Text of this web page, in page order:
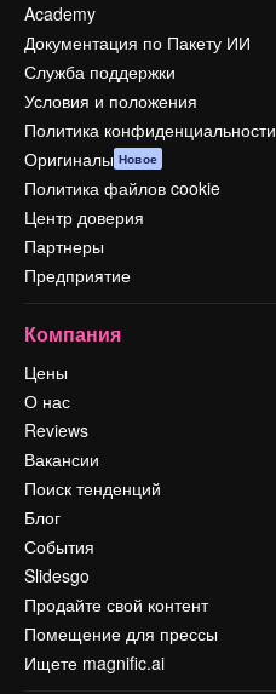
Academy
Документация по Пакету ИИ
Служба поддержки
Условия и положения
Политика конфиденциальности
Оригиналы Новое
Политика файлов cookie
Центр доверия
Партнеры
Предприятие
Компания
Цены
О нас
Reviews
Вакансии
Поиск тенденций
Блог
События
Slidesgo
Продайте свой контент
Помещение для прессы
Ищете magnific.ai